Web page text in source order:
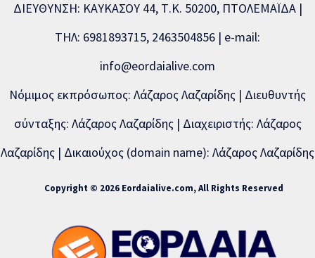
ΔΙΕΥΘΥΝΣΗ: ΚΑΥΚΑΣΟΥ 44, Τ.Κ. 50200, ΠΤΟΛΕΜΑΪΔΑ |
ΤΗΛ: 6981893715, 2463504856 | e-mail:
info@eordaialive.com
Νόμιμος εκπρόσωπος: Λάζαρος Λαζαρίδης | Διευθυντής
σύνταξης: Λάζαρος Λαζαρίδης | Διαχειριστής: Λάζαρος
Λαζαρίδης | Δικαιούχος (domain name): Λάζαρος Λαζαρίδης
Copyright © 2026 Eordaialive.com, All Rights Reserved